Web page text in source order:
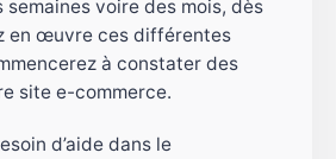
voire des mois, dès
en œuvre ces différentes
à constater des
site e-commerce.
d’aide dans le